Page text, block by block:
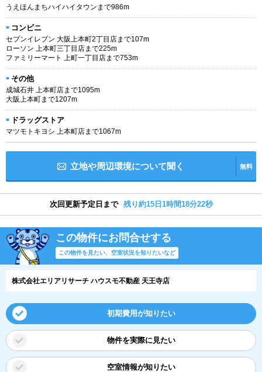
うえほんまちハイハイタウンまで986m
コンビニ
セブンイレブン 大阪上本町2丁目店まで107m
ローソン 上本町三丁目店まで225m
ファミリーマート 上町一丁目店まで753m
その他
成城石井 上本町店まで1095m
大阪上本町まで1207m
ドラッグストア
マツモトキヨシ 上本町店まで1067m
立地や周辺環境について聞く 無料
次回更新予定日まで 残り約15日1時間18分21秒
この物件にお問合せする
この物件を見たい、空室状況を知りたいなど
株式会社エリアリサーチ ハウスモ不動産 天王寺店
初期費用が知りたい
物件を実際に見たい
空室情報が知りたい